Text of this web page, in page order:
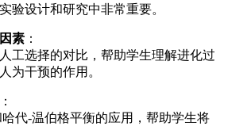
验设计和研究中非常重要。
素 ：
工选择的对比，帮助学生理解进化过
为干预的作用。
：
代-温伯格平衡的应用，帮助学生将